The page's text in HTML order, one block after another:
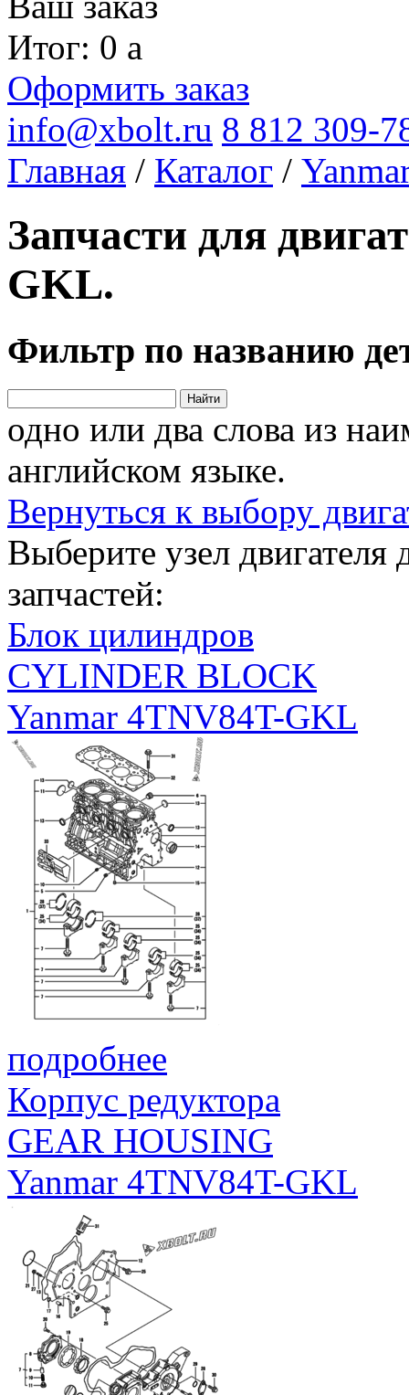
Итог: 0 a
Оформить заказ
info@xbolt.ru 8 812 309-
Главная / Каталог /
Запчасти для
GKL.
Фильтр по названию
Найти
одно или два слова из
английском языке.
Вернуться к выбору
Выберите узел
запчастей:
Блок цилиндров
CYLINDER BLOCK
Yanmar 4TNV84T-GKL
подробнее
Корпус редуктора
GEAR HOUSING
Yanmar 4TNV84T-GKL